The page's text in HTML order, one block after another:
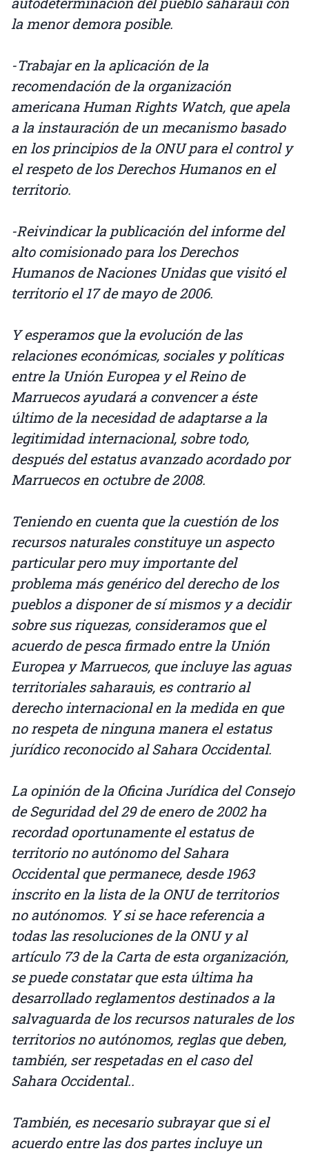
la menor demora posible.
-Trabajar en la aplicación de la
recomendación de la organización
americana Human Rights Watch, que apela
a la instauración de un mecanismo basado
en los principios de la ONU para el control y
el respeto de los Derechos Humanos en el
territorio.
-Reivindicar la publicación del informe del
alto comisionado para los Derechos
Humanos de Naciones Unidas que visitó el
territorio el 17 de mayo de 2006.
Y esperamos que la evolución de las
relaciones económicas, sociales y políticas
entre la Unión Europea y el Reino de
Marruecos ayudará a convencer a éste
último de la necesidad de adaptarse a la
legitimidad internacional, sobre todo,
después del estatus avanzado acordado por
Marruecos en octubre de 2008.
Teniendo en cuenta que la cuestión de los
recursos naturales constituye un aspecto
particular pero muy importante del
problema más genérico del derecho de los
pueblos a disponer de sí mismos y a decidir
sobre sus riquezas, consideramos que el
acuerdo de pesca firmado entre la Unión
Europea y Marruecos, que incluye las aguas
territoriales saharauis, es contrario al
derecho internacional en la medida en que
no respeta de ninguna manera el estatus
jurídico reconocido al Sahara Occidental.
La opinión de la Oficina Jurídica del Consejo
de Seguridad del 29 de enero de 2002 ha
recordad oportunamente el estatus de
territorio no autónomo del Sahara
Occidental que permanece, desde 1963
inscrito en la lista de la ONU de territorios
no autónomos. Y si se hace referencia a
todas las resoluciones de la ONU y al
artículo 73 de la Carta de esta organización,
se puede constatar que esta última ha
desarrollado reglamentos destinados a la
salvaguarda de los recursos naturales de los
territorios no autónomos, reglas que deben,
también, ser respetadas en el caso del
Sahara Occidental..
También, es necesario subrayar que si el
acuerdo entre las dos partes incluye un